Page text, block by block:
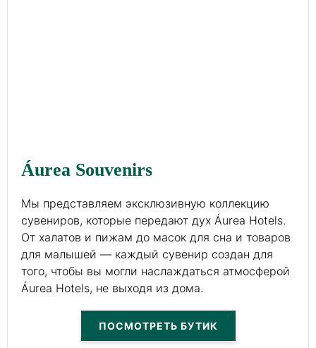
Áurea Souvenirs
Мы представляем эксклюзивную коллекцию
сувениров, которые передают дух Áurea Hotels.
От халатов и пижам до масок для сна и товаров
для малышей — каждый сувенир создан для
того, чтобы вы могли наслаждаться атмосферой
Áurea Hotels, не выходя из дома.